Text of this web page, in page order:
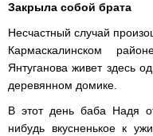
Закрыла собой брата
Несчастный случай
Кармаскалинском
Янтуганова живет здесь
деревянном домике.
В этот день баба Надя
нибудь вкусненькое к